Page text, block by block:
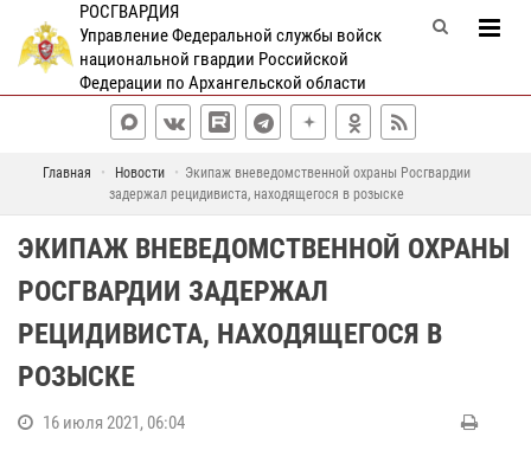
РОСГВАРДИЯ
Управление Федеральной службы войск
национальной гвардии Российской
Федерации по Архангельской области
Главная Новости
Экипаж вневедомственной охраны Росгвардии
задержал рецидивиста, находящегося в розыске
ЭКИПАЖ ВНЕВЕДОМСТВЕННОЙ ОХРАНЫ
РОСГВАРДИИ ЗАДЕРЖАЛ
РЕЦИДИВИСТА, НАХОДЯЩЕГОСЯ В
РОЗЫСКЕ
16 июля 2021, 06:04